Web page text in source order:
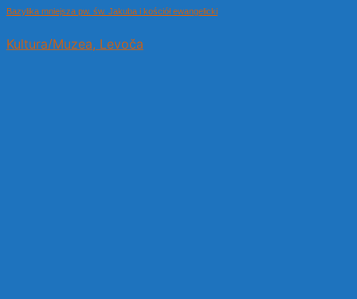
Bazylika mniejsza pw. św. Jakuba i kościół ewangelicki
Kultura/Muzea, Levoča